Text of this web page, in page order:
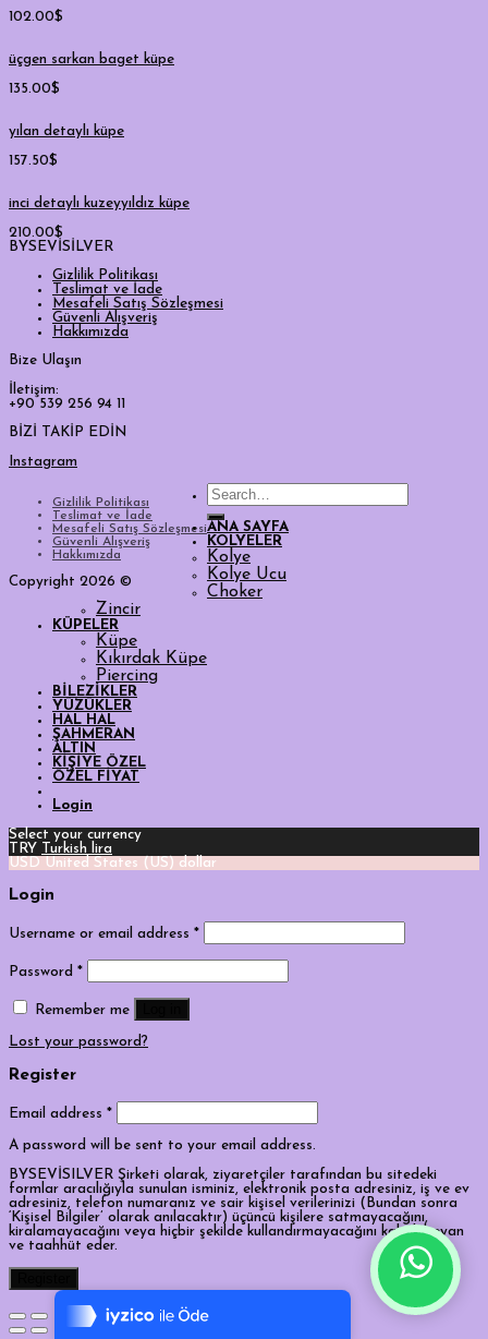
7/24 Canlı Destek
%100 Sorunsuz Alışveriş
102.00$
üçgen sarkan baget küpe
135.00$
yılan detaylı küpe
157.50$
inci detaylı kuzeyyıldız küpe
210.00$
BYSEVİSİLVER
Gizlilik Politikası
Teslimat ve İade
Mesafeli Satış Sözleşmesi
Güvenli Alışveriş
Hakkımızda
Bize Ulaşın
İletişim:
+90 539 256 94 11
BİZİ TAKİP EDİN
Instagram
Gizlilik Politikası
Teslimat ve İade
Mesafeli Satış Sözleşmesi
Güvenli Alışveriş
Hakkımızda
Copyright 2026 ©
Search
for:
ANA SAYFA
KOLYELER
Kolye
Kolye Ucu
Choker
Zincir
KÜPELER
Küpe
Kıkırdak Küpe
Piercing
BİLEZİKLER
YÜZÜKLER
HAL HAL
ŞAHMERAN
ALTIN
KİŞİYE ÖZEL
ÖZEL FİYAT
Login
Select your currency
TRY Turkish lira
USD United States (US) dollar
Login
Username or email address *
Password *
Remember me
Lost your password?
Register
Email address *
A password will be sent to your email address.
BYSEVİSILVER Şirketi olarak, ziyaretçiler tarafından bu sitedeki
formlar aracılığıyla sunulan isminiz, elektronik posta adresiniz, iş ve ev
adresiniz, telefon numaranız ve sair kişisel verilerinizi (Bundan sonra
‘Kişisel Bilgiler’ olarak anılacaktır) üçüncü kişilere satmayacağını,
kiralamayacağını veya hiçbir şekilde kullandırmayacağını kabul, beyan
ve taahhüt eder.